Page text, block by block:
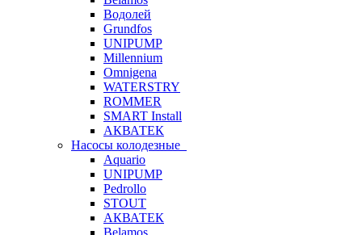
Водолей
Grundfos
UNIPUMP
Millennium
Omnigena
WATERSTRY
ROMMER
SMART Install
АКВАТЕК
Насосы колодезные
Aquario
UNIPUMP
Pedrollo
STOUT
АКВАТЕК
Belamos